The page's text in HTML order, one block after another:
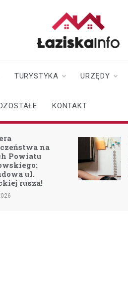
TURYSTYKA URZĘDY
KONTAKT
na
Powiatu
ul.
rusza!